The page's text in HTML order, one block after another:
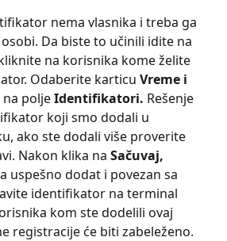
nema vlasnika i treba ga
Da biste to učinili idite na
na korisnika kome želite
Odaberite karticu Vreme i
polje Identifikatori. Rešenje
koji smo dodali u
ako ste dodali više proverite
Nakon klika na Sačuvaj,
uspešno dodat i povezan sa
identifikator na terminal
kom ste dodelili ovaj
registracije će biti zabeleženo.